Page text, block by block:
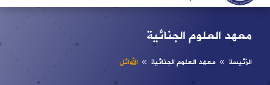
معهد العلوم الجنائية
الرّئيسة 8 معهد العلوم الجنائية 8 الأوائل